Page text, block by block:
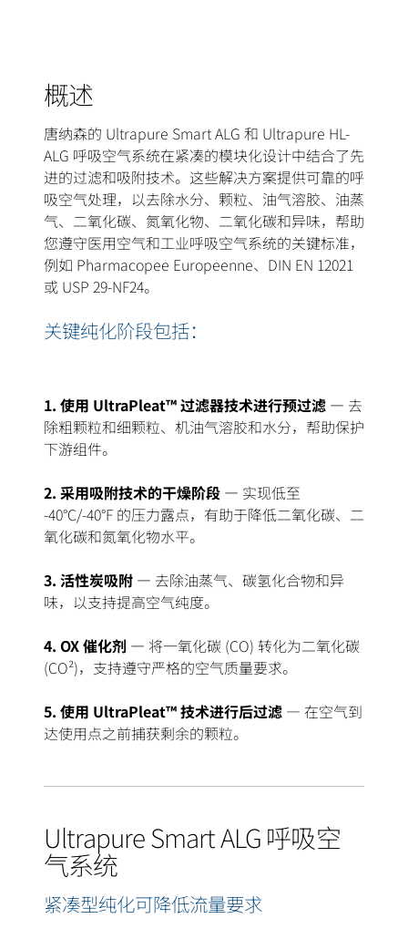
概述
唐纳森的 Ultrapure Smart ALG 和 Ultrapure HL-
ALG 呼吸空气系统在紧凑的模块化设计中结合了先
进的过滤和吸附技术。这些解决方案提供可靠的呼
吸空气处理，以去除水分、颗粒、油气溶胶、油蒸
气、二氧化碳、氮氧化物、二氧化碳和异味，帮助
您遵守医用空气和工业呼吸空气系统的关键标准，
例如 Pharmacopee Europeenne、DIN EN 12021
或 USP 29-NF24。
关键纯化阶段包括：
1. 使用 UltraPleat™ 过滤器技术进行预过滤 — 去
除粗颗粒和细颗粒、机油气溶胶和水分，帮助保护
下游组件。
2. 采用吸附技术的干燥阶段 — 实现低至
-40°C/-40°F 的压力露点，有助于降低二氧化碳、二
氧化碳和氮氧化物水平。
3. 活性炭吸附 — 去除油蒸气、碳氢化合物和异
味，以支持提高空气纯度。
4. OX 催化剂 — 将一氧化碳 (CO) 转化为二氧化碳
(CO²)，支持遵守严格的空气质量要求。
5. 使用 UltraPleat™ 技术进行后过滤 — 在空气到
达使用点之前捕获剩余的颗粒。
Ultrapure Smart ALG 呼吸空
气系统
紧凑型纯化可降低流量要求